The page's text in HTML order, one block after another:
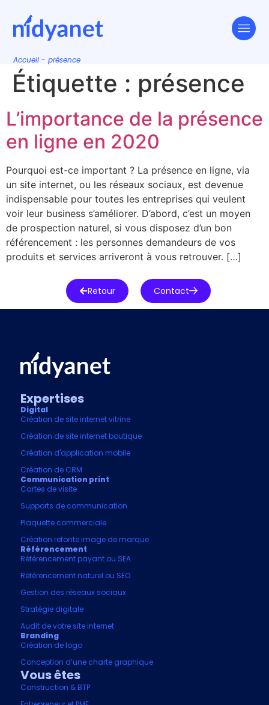
Accueil -présence
Étiquette : présence
L’importance de la présence
en ligne en 2020
Pourquoi est-ce important ? La présence en ligne, via
un site internet, ou les réseaux sociaux, est devenue
indispensable pour toutes les entreprises qui veulent
voir leur business s’améliorer. D’abord, c’est un moyen
de prospection naturel, si vous disposez d’un bon
référencement : les personnes demandeurs de vos
produits et services arriveront à vous retrouver. […]
Retour Contact
Expertises
Digital
Création de site internet vitrine
Création de site internet boutique
Création d'application mobile
Création de CRM
Communication print
Cartes de visite
Supports de communication
Plaquette commerciale
Création refonte image de marque
Référencement
Référencement payant ou SEA
Référencement naturel ou SEO
Gestion des réseaux sociaux
Stratégie digitale
Audit de votre site internet
Branding
Création de logo
Conception d’une charte graphique
Vous êtes
Construction & BTP